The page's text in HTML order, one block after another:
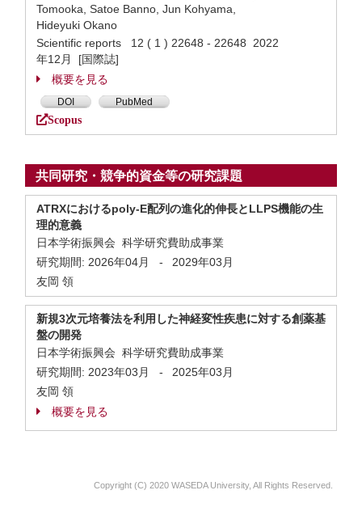
Tomooka, Satoe Banno, Jun Kohyama,
Hideyuki Okano
Scientific reports 12 ( 1 ) 22648 - 22648 2022
年12月 [国際誌]
概要を見る
DOI PubMed
Scopus
共同研究・競争的資金等の研究課題
ATRXにおけるpoly-E配列の進化的伸長とLLPS機能の生
理的意義
日本学術振興会 科学研究費助成事業
研究期間: 2026年04月 -
2029年03月
友岡 領
新規3次元培養法を利用した神経変性疾患に対する創薬基
盤の開発
日本学術振興会 科学研究費助成事業
研究期間: 2023年03月 -
2025年03月
友岡 領
概要を見る
Copyright (C) 2020 WASEDA University, All Rights Reserved.